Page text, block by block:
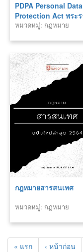
PDPA Personal Data
Protection Act พระ
บัญญัติ คุ้มครองข้อมูลส่
กฎหมายลำดับรอง ล่า
2565
หมวดหมู่: กฏหมาย
กฎหมายสารสนเทศ
หมวดหมู่: กฏหมาย
« แรก ‹ หน้าก่อน